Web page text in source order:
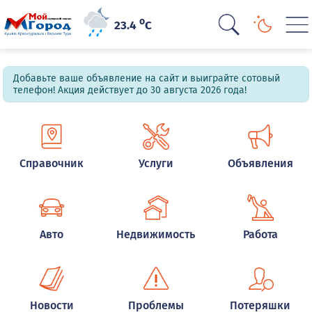
23.4oC
Добавьте ваше объявление на сайт и выиграйте сотовый
телефон! Акция действует до 30 августа 2026 года!
Справочник Услуги Объявления
Авто Недвижимость Работа
Новости Проблемы Потеряшки